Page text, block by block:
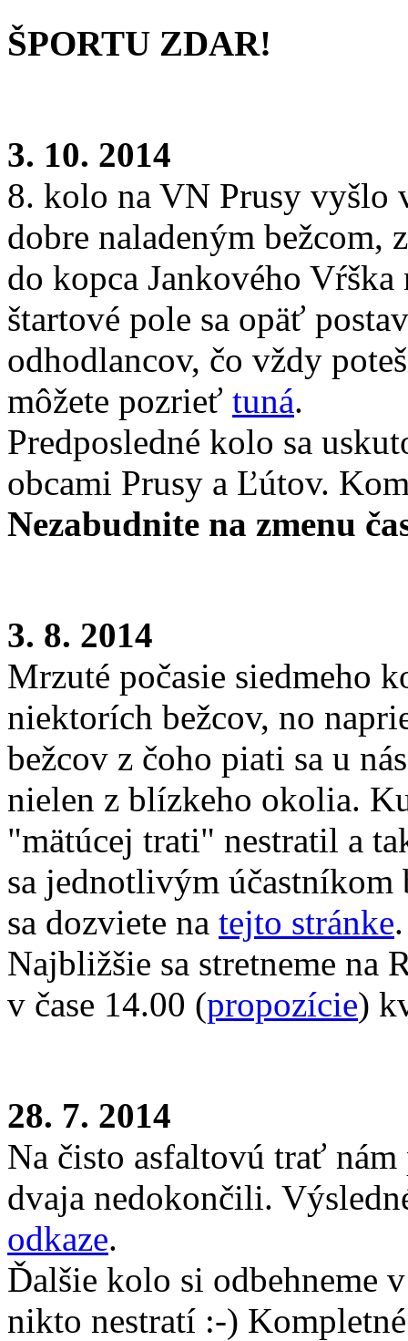
ŠPORTU ZDAR!
3. 10. 2014
8. kolo na VN Prusy vyšlo
dobre naladeným bežcom,
do kopca Jankového
štartové pole sa opäť
odhodlancov, čo vždy
môžete pozrieť tuná.
Predposledné kolo sa
obcami Prusy a Ľútov.
Nezabudnite na zmenu
3. 8. 2014
Mrzuté počasie siedmeho
niektorích bežcov, no
bežcov z čoho piati sa u
nielen z blízkeho okolia.
"mätúcej trati" nestratil a
sa jednotlivým účastníkom
sa dozviete na tejto stránke.
Najbližšie sa stretneme na
v čase 14.00 (propozície)
28. 7. 2014
Na čisto asfaltovú trať
dvaja nedokončili.
odkaze.
Ďalšie kolo si odbehneme
nikto nestratí :-)